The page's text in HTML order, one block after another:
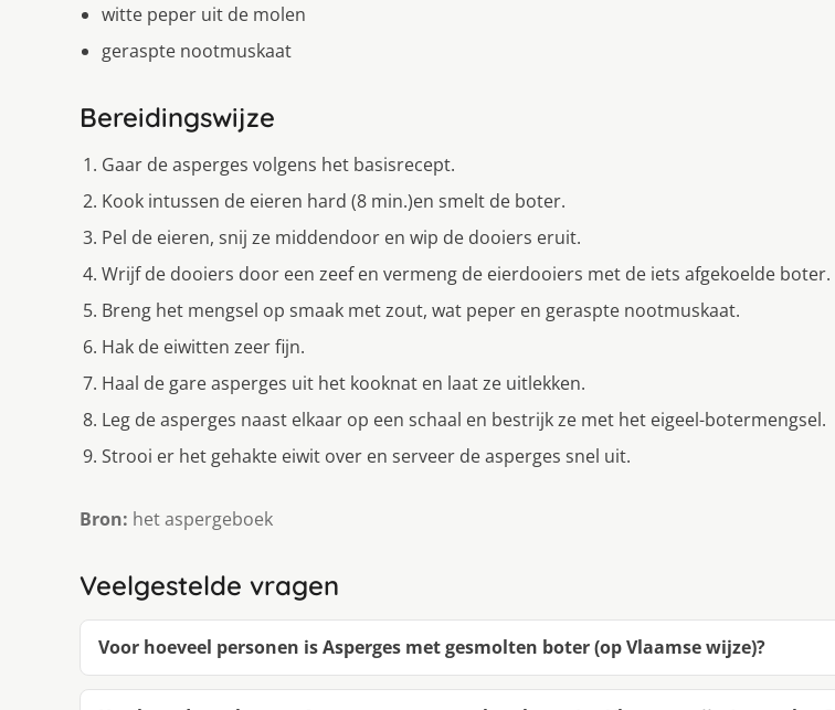
witte peper uit de molen
geraspte nootmuskaat
Bereidingswijze
Gaar de asperges volgens het basisrecept.
Kook intussen de eieren hard (8 min.)en smelt de boter.
Pel de eieren, snij ze middendoor en wip de dooiers eruit.
Wrijf de dooiers door een zeef en vermeng de eierdooiers met de iets afgekoelde boter.
Breng het mengsel op smaak met zout, wat peper en geraspte nootmuskaat.
Hak de eiwitten zeer fijn.
Haal de gare asperges uit het kooknat en laat ze uitlekken.
Leg de asperges naast elkaar op een schaal en bestrijk ze met het eigeel-botermengsel.
Strooi er het gehakte eiwit over en serveer de asperges snel uit.
Bron: het aspergeboek
Veelgestelde vragen
Voor hoeveel personen is Asperges met gesmolten boter (op Vlaamse wijze)?